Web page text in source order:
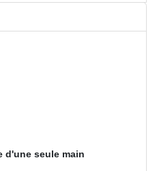
d'une seule main